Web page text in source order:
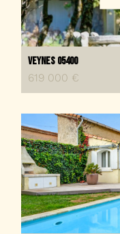
Veynes 05400
619 000 €